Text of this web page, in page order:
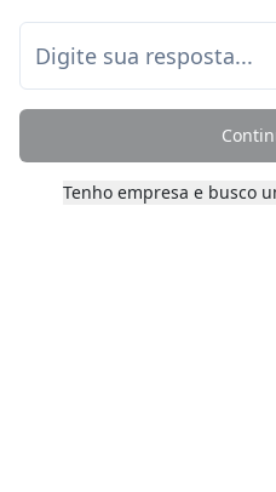
Tenho empresa e busco